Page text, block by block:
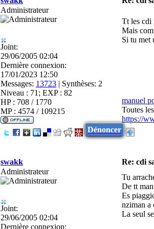
Administrateur
Joint:
29/06/2005 02:04
Dernière connexion:
17/01/2023 12:50
Messages: 13723 | Synthèses: 2
Niveau : 71; EXP : 82
HP : 708 / 1770
MP : 4574 / 109215
Tt les cdi
Mais
Si tu met
manuel
Toutes
https://
Dénoncer
swakk
Re: cdi
Administrateur
Joint:
29/06/2005 02:04
Dernière connexion:
Tu
De tt
Es
nziman a
La seul